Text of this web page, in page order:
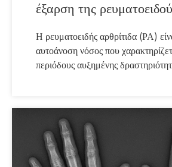
έξαρση της
Η ρευματοειδής αρθρίτιδα (ΡΑ)
αυτοάνοση νόσος που
περιόδους αυξημένης
συμπτώματα όπως πόνος στις
δυσκαμψία και κόπωση γίνονται
συνηθισμένο, επηρεάζοντας συχνά
κινητικότητα και τις καθημερινές